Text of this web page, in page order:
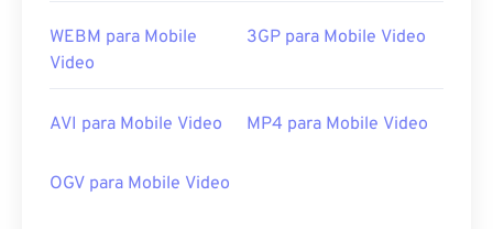
WEBM para Mobile
Video
3GP para Mobile Video
AVI para Mobile Video MP4 para Mobile Video
OGV para Mobile Video